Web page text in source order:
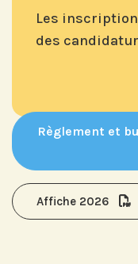
Les
des
Règlement et
Affiche 2026